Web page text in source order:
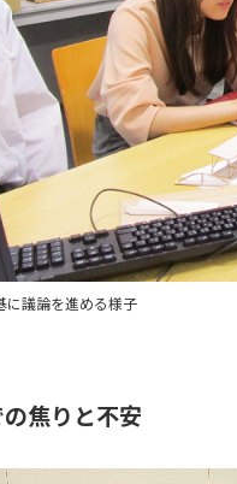
に議論を進める様子
焦りと不安